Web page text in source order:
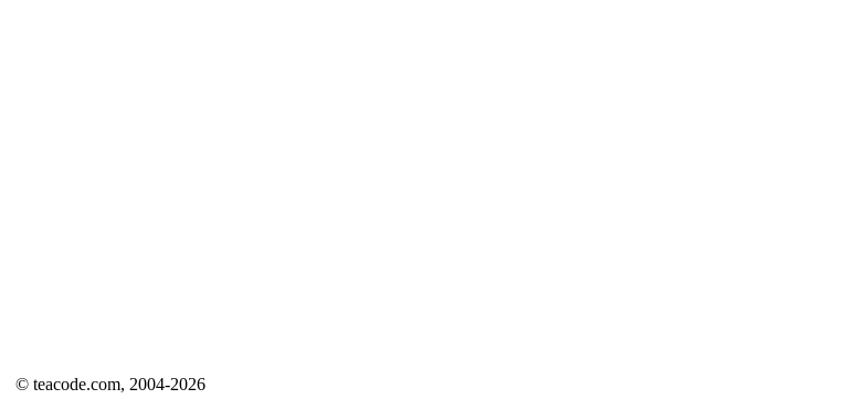
© teacode.com, 2004-2026